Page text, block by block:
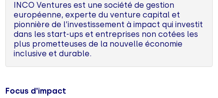
INCO Ventures est une société de gestion
européenne, experte du venture capital et
pionnière de l’investissement à impact qui investit
dans les start-ups et entreprises non cotées les
plus prometteuses de la nouvelle économie
inclusive et durable.
Focus d'impact